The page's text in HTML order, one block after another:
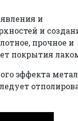
и
и
прочное и
покрытия
эффекта